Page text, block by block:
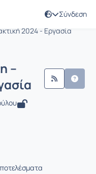
Σύνδεση
2024 - Εργασία
Μάθηση –
–